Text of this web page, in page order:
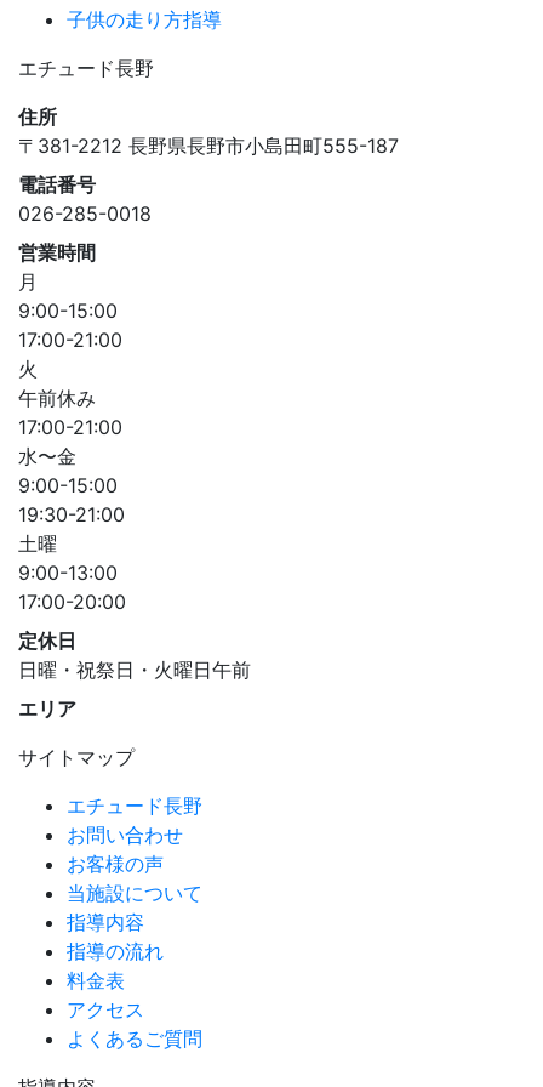
子供の走り方指導
エチュード長野
住所
〒381-2212 長野県長野市小島田町555-187
電話番号
026-285-0018
営業時間
月
9:00-15:00
17:00-21:00
火
午前休み
17:00-21:00
水〜金
9:00-15:00
19:30-21:00
土曜
9:00-13:00
17:00-20:00
定休日
日曜・祝祭日・火曜日午前
エリア
サイトマップ
エチュード長野
お問い合わせ
お客様の声
当施設について
指導内容
指導の流れ
料金表
アクセス
よくあるご質問